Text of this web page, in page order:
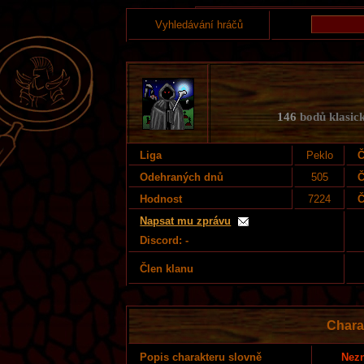
Vyhledávání hráčů
146 bodů
Liga Peklo
Odehraných dnů
505
Hodnost
7224
Napsat mu zprávu
Discord: -
Člen klanu
Popis charakteru slovně